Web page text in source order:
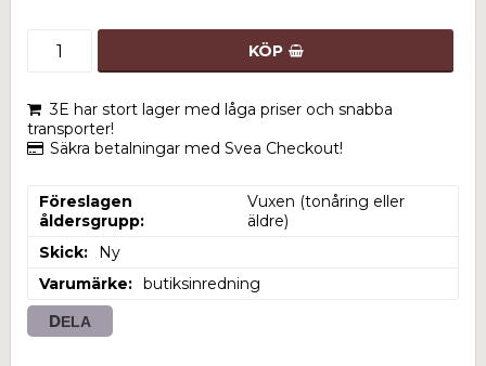
KÖP
3E har stort lager med låga priser och snabba
transporter!
Säkra betalningar med Svea Checkout!
Föreslagen
åldersgrupp
Vuxen (tonåring eller
äldre)
Skick
Ny
Varumärke
butiksinredning
DELA